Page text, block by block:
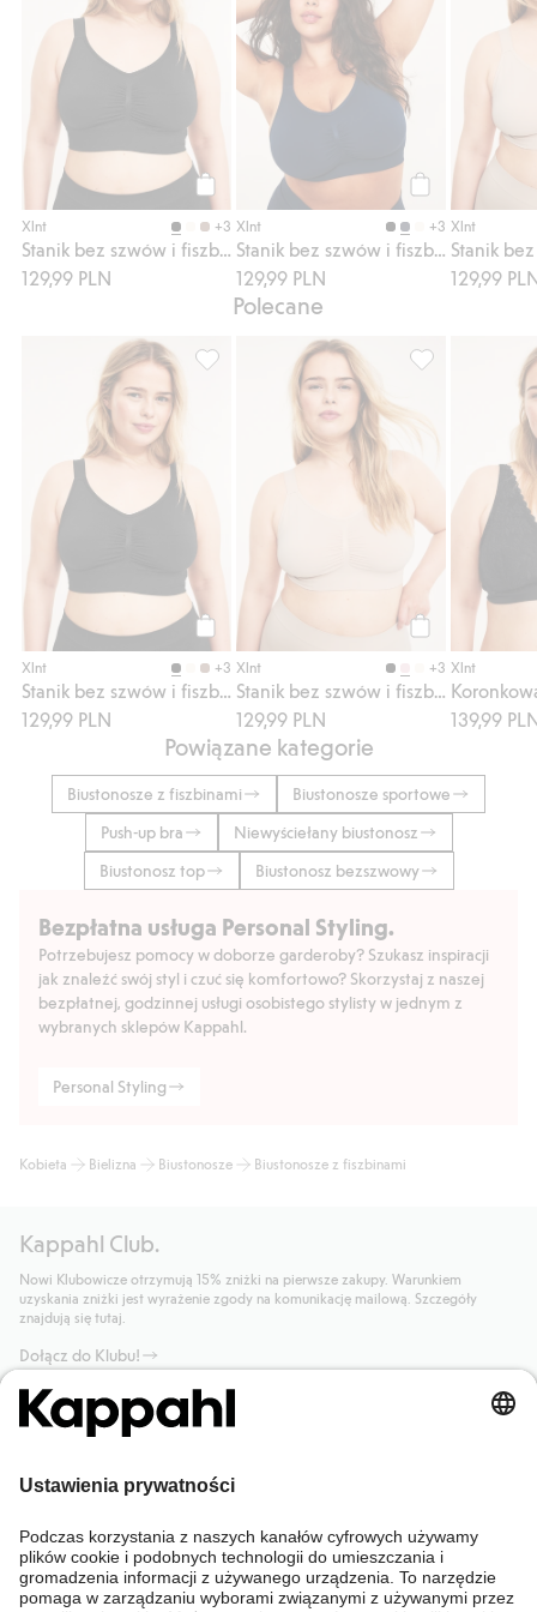
Kup
Xlnt +3
129,99 PLN
Kup
Xlnt +3
129,99 PLN
Xlnt
129,99
Polecane
Kup
Xlnt +3
129,99 PLN
Stanik bez szwów i fiszbin, Dodaj do listy
Xlnt +3
129,99 PLN
Stanik bez
Xlnt
139,99
Powiązane kategorie
Biustonosze z fiszbinami
Biustonosze sportowe
Push-up bra
Niewyściełany biustonosz
Biustonosz top
Biustonosz bezszwowy
Bezpłatna usługa Personal Styling.
Potrzebujesz pomocy w doborze garderoby? Szukasz inspiracji
jak znaleźć swój styl i czuć się komfortowo? Skorzystaj z naszej
bezpłatnej, godzinnej usługi osobistego stylisty w jednym z
wybranych sklepów Kappahl.
Personal Styling
Kobieta Bielizna Biustonosze Biustonosze z fiszbinami
Kappahl Club.
Nowi Klubowicze otrzymują 15% zniżki na pierwsze zakupy. Warunkiem
uzyskania zniżki jest wyrażenie zgody na komunikację mailową. Szczegóły
znajdują się tutaj.
Dołącz do Klubu!
Potrzebujesz pomocy?